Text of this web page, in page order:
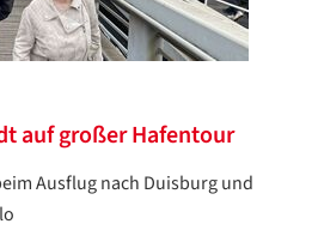
auf großer Hafentour
Ausflug nach Duisburg und